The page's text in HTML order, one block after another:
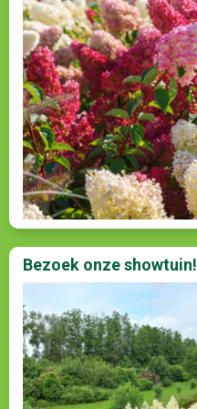
Bezoek onze showtuin!